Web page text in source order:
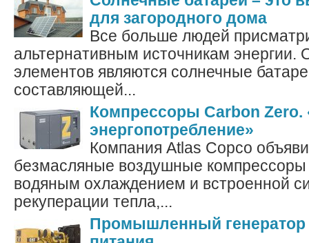
для загородного дома
Все больше людей
альтернативным источникам энергии.
элементов являются солнечные
составляющей...
Компрессоры Carbon Zero.
энергопотребление»
Компания Atlas Copco
безмасляные воздушные компрессоры
водяным охлаждением и встроенной
рекуперации тепла,...
Промышленный генератор